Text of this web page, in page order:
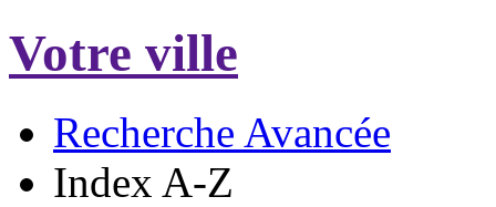
Votre ville
Recherche Avancée
Index A-Z